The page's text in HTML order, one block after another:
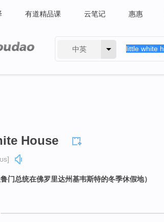
有道精品课 云笔记 惠惠
中英
House
门总统在佛罗里达州基韦斯特的冬季休假地）